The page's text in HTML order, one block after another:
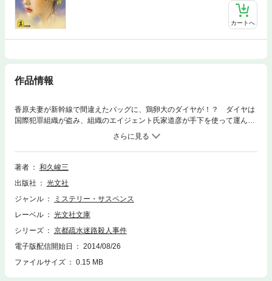
カートへ
作品情報
香原夫妻が新幹線で間違えたバッグに、鶏卵大のダイヤが！？ ダイヤは
国際犯罪組織が盗み、組織のエイジェント氏家道彦が手下を使って運んで
いたものだ。京都で逃走する香原夫妻に、死の追跡を始めた氏家。警察や
赤かぶ検事が全ルートに捜査網を張るが、氏家はなぜか京都入りを果た
し、夫婦に接近した！ 翻弄される赤かぶ検事の逆転推理。
著者
和久峻三
出版社
光文社
ジャンル
ミステリー・サスペンス
レーベル
光文社文庫
シリーズ
京都疏水迷路殺人事件
電子版配信開始日
2014/08/26
ファイルサイズ
0.15 MB